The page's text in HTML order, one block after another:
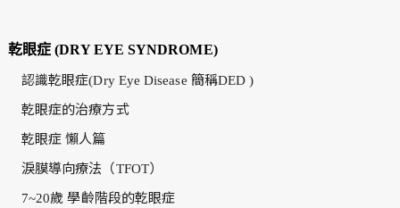
乾眼症 (DRY EYE SYNDROME)
認識乾眼症(Dry Eye Disease 簡稱DED )
乾眼症的治療方式
乾眼症 懶人篇
淚膜導向療法（TFOT）
7~20歲 學齡階段的乾眼症